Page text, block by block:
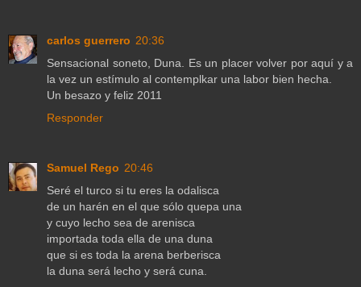
carlos guerrero 20:36
Sensacional soneto, Duna. Es un placer volver por aquí y a
la vez un estímulo al contemplkar una labor bien hecha.
Un besazo y feliz 2011
Responder
Samuel Rego 20:46
Seré el turco si tu eres la odalisca
de un harén en el que sólo quepa una
y cuyo lecho sea de arenisca
importada toda ella de una duna
que si es toda la arena berberisca
la duna será lecho y será cuna.